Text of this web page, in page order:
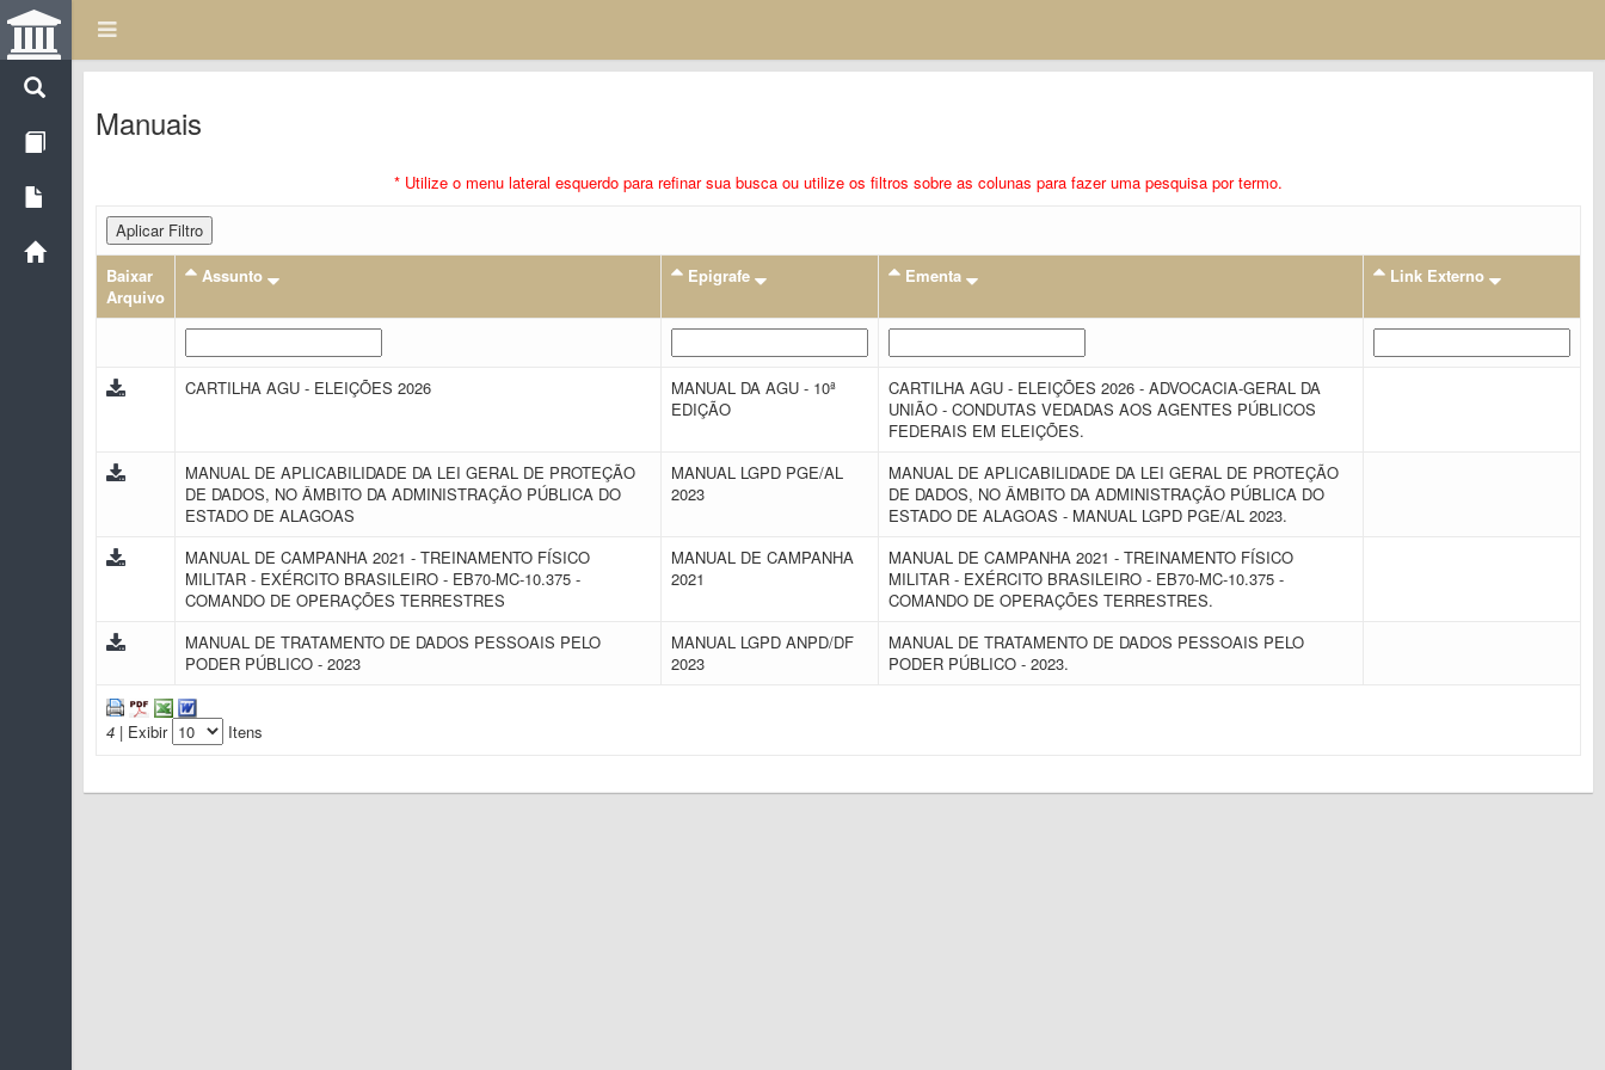
Manuais
* Utilize o menu lateral esquerdo para refinar sua busca ou utilize os filtros sobre as colunas para fazer uma pesquisa por termo.
Aplicar Filtro
Baixar
Arquivo
Assunto Epigrafe Ementa Link Externo
CARTILHA AGU - ELEIÇÕES 2026
MANUAL DA AGU - 10ª
EDIÇÃO
CARTILHA AGU - ELEIÇÕES 2026 - ADVOCACIA-GERAL DA
UNIÃO - CONDUTAS VEDADAS AOS AGENTES PÚBLICOS
FEDERAIS EM ELEIÇÕES.
MANUAL DE APLICABILIDADE DA LEI GERAL DE PROTEÇÃO
DE DADOS, NO ÂMBITO DA ADMINISTRAÇÃO PÚBLICA DO
ESTADO DE ALAGOAS
MANUAL LGPD PGE/AL
2023
MANUAL DE APLICABILIDADE DA LEI GERAL DE PROTEÇÃO
DE DADOS, NO ÂMBITO DA ADMINISTRAÇÃO PÚBLICA DO
ESTADO DE ALAGOAS - MANUAL LGPD PGE/AL 2023.
MANUAL DE CAMPANHA 2021 - TREINAMENTO FÍSICO
MILITAR - EXÉRCITO BRASILEIRO - EB70-MC-10.375 -
COMANDO DE OPERAÇÕES TERRESTRES
MANUAL DE CAMPANHA
2021
MANUAL DE CAMPANHA 2021 - TREINAMENTO FÍSICO
MILITAR - EXÉRCITO BRASILEIRO - EB70-MC-10.375 -
COMANDO DE OPERAÇÕES TERRESTRES.
MANUAL DE TRATAMENTO DE DADOS PESSOAIS PELO
PODER PÚBLICO - 2023
MANUAL LGPD ANPD/DF
2023
MANUAL DE TRATAMENTO DE DADOS PESSOAIS PELO
PODER PÚBLICO - 2023.
4 | Exibir Itens